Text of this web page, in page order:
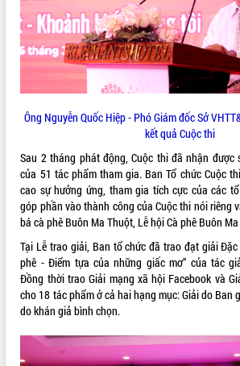
VIDEO
Trailer Lễ hội Sầu riêng Đắk Lắk năm
2026
Khám bệnh, cấp phát thuốc miễn phí
và tặng quà người dân xã Cư Pui
Hội nghị UBND tỉnh Đắk Lắk thường kỳ
tháng 7/2026
Lễ truy tặng danh hiệu “Bà Mẹ Việt
Nam Anh hùng” và trao Huân chương
UBND tỉnh Đắk Lắk triển khai nhiệm
vụ 6 tháng cuối năm 2026
ALBUM ẢNH
Ông Nguyễn Quốc Hiệp - Phó Giám đốc Sở
kết quả Cuộc thi
Sau 2 tháng phát động, Cuộc thi đã nhận được
của 51 tác phẩm tham gia. Ban Tổ chức Cuộc
cao sự hưởng ứng, tham gia tích cực của các
góp phần vào thành công của Cuộc thi nói riêng
bá cà phê Buôn Ma Thuột, Lễ hội Cà phê Buôn
Tại Lễ trao giải, Ban tổ chức đã trao đạt giải Đặc
phê - Điểm tựa của những giấc mơ” của tác
Đồng thời trao Giải mạng xã hội Facebook và
cho 18 tác phẩm ở cả hai hạng mục: Giải do Ban
do khán giả bình chọn.